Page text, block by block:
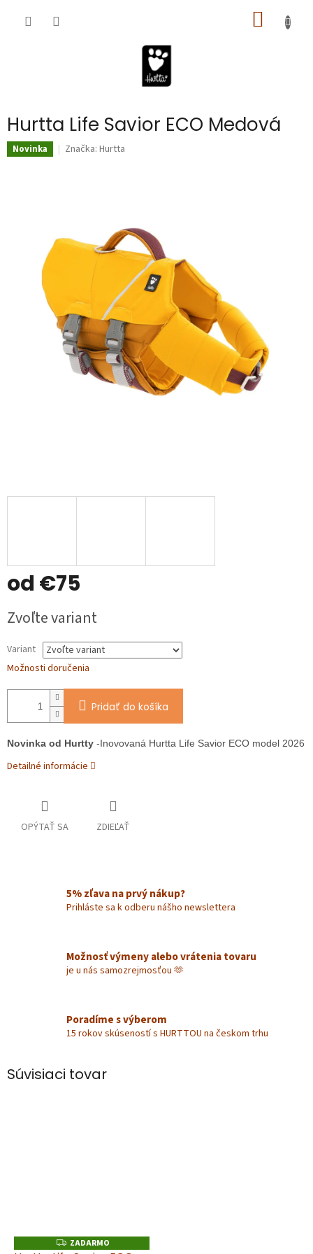
KOŠÍK
Hurtta Life Savior ECO Medová
Novinka Značka: Hurtta
od €75
cena:
Zvoľte variant
Variant
Možnosti doručenia
Pridať do košíka
Novinka od Hurtty -Inovovaná Hurtta Life Savior ECO model 2026
Detailné informácie
OPÝTAŤ SA ZDIEĽAŤ
5% zľava na prvý nákup?
Prihláste sa k odberu nášho newslettera
Možnosť výmeny alebo vrátenia tovaru
je u nás samozrejmosťou 🫶
Poradíme s výberom
15 rokov skúseností s HURTTOU na českom trhu
Súvisiaci tovar
ZZADARMO